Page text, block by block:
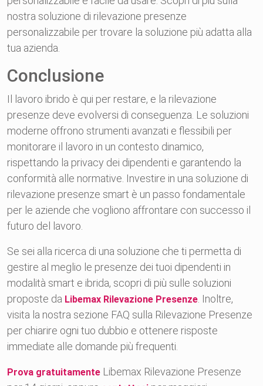
nostra soluzione di rilevazione presenze
personalizzabile per trovare la soluzione più adatta alla
tua azienda.
Conclusione
Il lavoro ibrido è qui per restare, e la rilevazione
presenze deve evolversi di conseguenza. Le soluzioni
moderne offrono strumenti avanzati e flessibili per
monitorare il lavoro in un contesto dinamico,
rispettando la privacy dei dipendenti e garantendo la
conformità alle normative. Investire in una soluzione di
rilevazione presenze smart è un passo fondamentale
per le aziende che vogliono affrontare con successo il
futuro del lavoro.
Se sei alla ricerca di una soluzione che ti permetta di
gestire al meglio le presenze dei tuoi dipendenti in
modalità smart e ibrida, scopri di più sulle soluzioni
proposte da Libemax Rilevazione Presenze . Inoltre,
visita la nostra sezione FAQ sulla Rilevazione Presenze
per chiarire ogni tuo dubbio e ottenere risposte
immediate alle domande più frequenti.
Prova gratuitamente Libemax Rilevazione Presenze